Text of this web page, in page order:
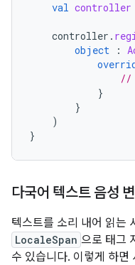
val controller
controller .
object
:
//
}
}
)
}
다국어 텍스트 음성
텍스트를 소리 내어 읽는
LocaleSpan 으로 태그
수 있습니다. 이렇게 하면